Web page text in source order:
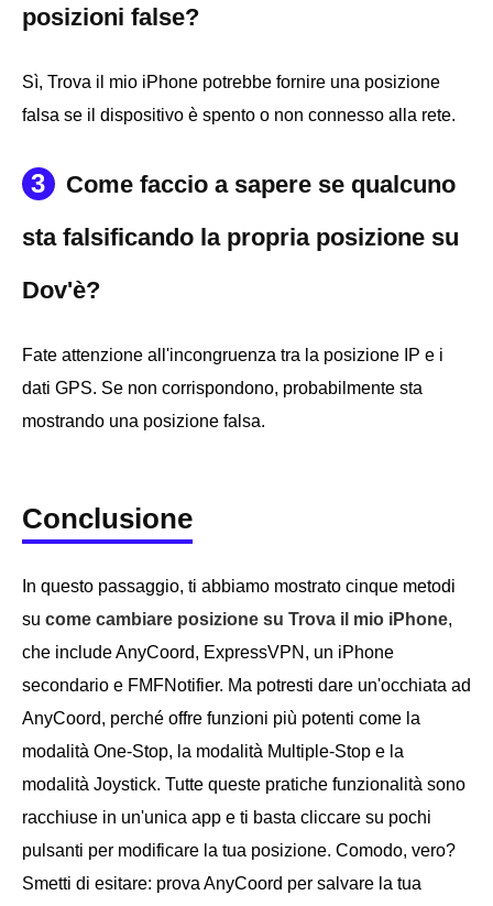
posizioni false?
Sì, Trova il mio iPhone potrebbe fornire una posizione
falsa se il dispositivo è spento o non connesso alla rete.
3
Come faccio a sapere se qualcuno
sta falsificando la propria posizione su
Dov'è?
Fate attenzione all'incongruenza tra la posizione IP e i
dati GPS. Se non corrispondono, probabilmente sta
mostrando una posizione falsa.
Conclusione
In questo passaggio, ti abbiamo mostrato cinque metodi
su come cambiare posizione su Trova il mio iPhone,
che include AnyCoord, ExpressVPN, un iPhone
secondario e FMFNotifier. Ma potresti dare un'occhiata ad
AnyCoord, perché offre funzioni più potenti come la
modalità One-Stop, la modalità Multiple-Stop e la
modalità Joystick. Tutte queste pratiche funzionalità sono
racchiuse in un'unica app e ti basta cliccare su pochi
pulsanti per modificare la tua posizione. Comodo, vero?
Smetti di esitare: prova AnyCoord per salvare la tua